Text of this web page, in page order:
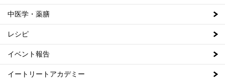
中医学・薬膳
レシピ
イベント報告
イートリートアカデミー